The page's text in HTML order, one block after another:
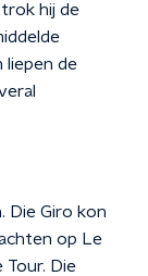
hij de
liepen de
Die Giro kon
op Le
Tour. Die